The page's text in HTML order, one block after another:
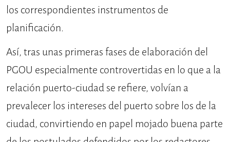
los correspondientes instrumentos de
planificación.
Así, tras unas primeras fases de elaboración del
PGOU especialmente controvertidas en lo que a la
relación puerto-ciudad se refiere, volvían a
prevalecer los intereses del puerto sobre los de la
ciudad, convirtiendo en papel mojado buena parte